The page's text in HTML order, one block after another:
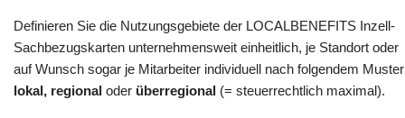
Definieren Sie die Nutzungsgebiete der LOCALBENEFITS Inzell-
Sachbezugskarten unternehmensweit einheitlich, je Standort oder
auf Wunsch sogar je Mitarbeiter individuell nach folgendem
lokal, regional oder überregional (= steuerrechtlich maximal).